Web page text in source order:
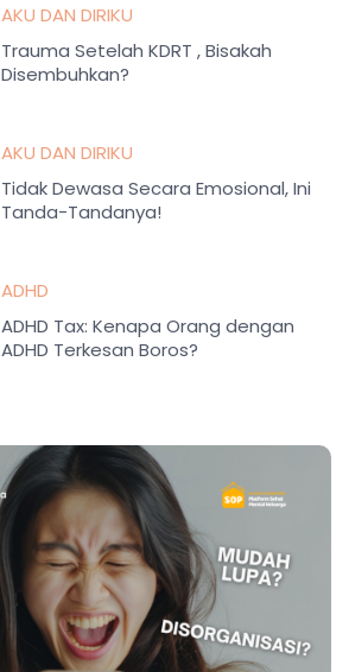
AKU DAN DIRIKU
Trauma Setelah KDRT , Bisakah
Disembuhkan?
AKU DAN DIRIKU
Tidak Dewasa Secara Emosional, Ini
Tanda-Tandanya!
ADHD
ADHD Tax: Kenapa Orang dengan
ADHD Terkesan Boros?